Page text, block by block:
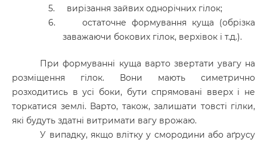
5.
вирізання зайвих однорічних гілок;
6.
остаточне формування куща (обрізка
заважаючи бокових гілок, верхівок і т.д.).
При формуванні куща варто звертати увагу на
розміщення гілок. Вони мають симетрично
розходитись в усі боки, бути спрямовані вверх і не
торкатися землі. Варто, також, залишати товсті гілки,
які будуть здатні витримати вагу врожаю.
У випадку, якщо влітку у смородини або аґрусу